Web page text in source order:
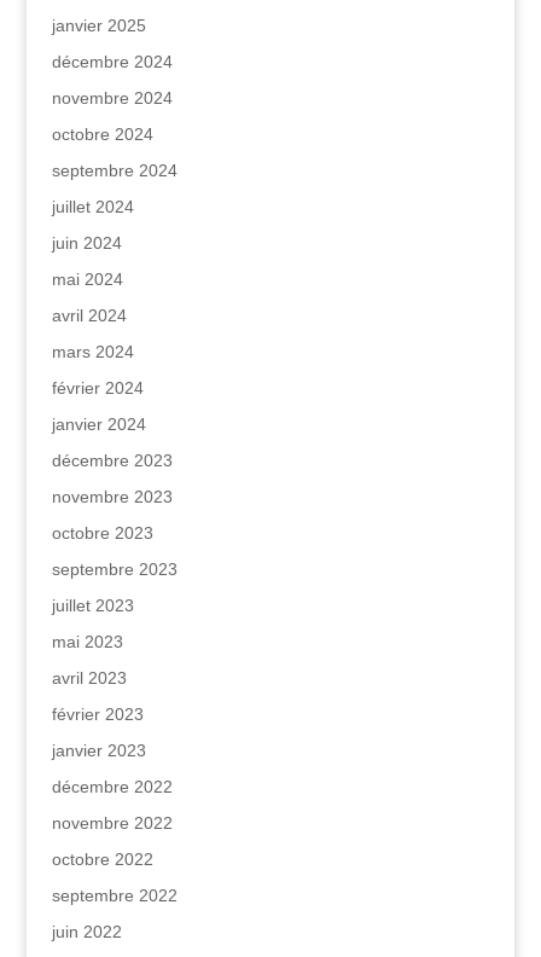
janvier 2025
décembre 2024
novembre 2024
octobre 2024
septembre 2024
juillet 2024
juin 2024
mai 2024
avril 2024
mars 2024
février 2024
janvier 2024
décembre 2023
novembre 2023
octobre 2023
septembre 2023
juillet 2023
mai 2023
avril 2023
février 2023
janvier 2023
décembre 2022
novembre 2022
octobre 2022
septembre 2022
juin 2022